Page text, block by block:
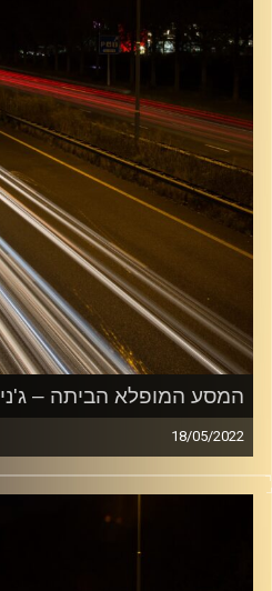
המסע המופלא הביתה –
18/05/2022
מוזיקה שתלווה אותנו אחרי יום
הביתה בשלום עם ג'ניפר בן
קרדיט תמונות: